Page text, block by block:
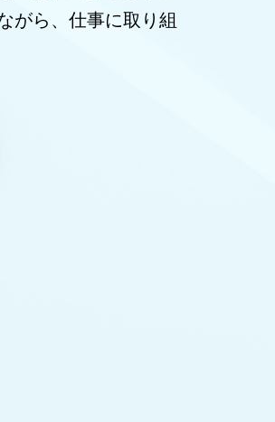
がら、仕事に取り組